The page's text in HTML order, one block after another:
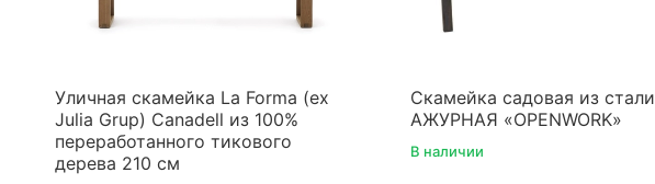
Уличная скамейка La Forma (ex
Julia Grup) Canadell из 100%
переработанного тикового
дерева 210 см
Скамейка садовая из стали
АЖУРНАЯ «OPENWORK»
В наличии